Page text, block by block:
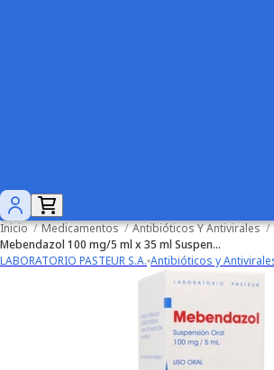
Inicio / Medicamentos / Antibióticos Y Antivirales /
Mebendazol 100 mg/5 ml x 35 ml Suspensión Oral
LABORATORIO PASTEUR S.A. Antibióticos y